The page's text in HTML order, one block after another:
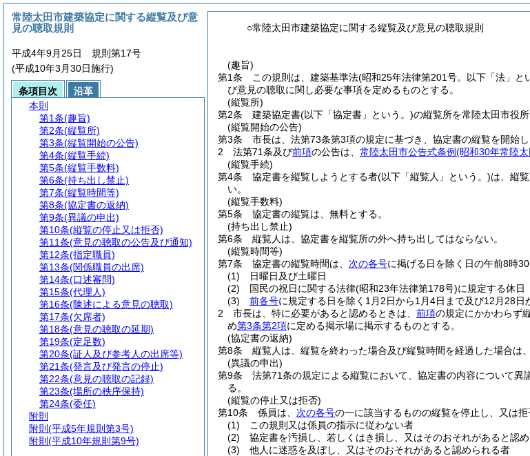
○常陸太田市建築協定に関する縦覧及び意見の聴取規則
(趣旨)
第1条
この規則は、建築基準法(昭和25年法律第201号。以下「法」と
び意見の聴取に関し必要な事項を定めるものとする。
(縦覧所)
第2条
建築協定書(以下「協定書」という。)の縦覧所を常陸太田市役所
(縦覧開始の公告)
第3条
市長は、法第73条第3項の規定に基づき、協定書の縦覧を開始
2
法第71条及び前項の公告は、 常陸太田市公告式条例(昭和30年常陸
(縦覧手続)
第4条
協定書を縦覧しようとする者(以下「縦覧人」という。)は、縦
い。
(縦覧手数料)
第5条
協定書の縦覧は、無料とする。
(持ち出し禁止)
第6条
縦覧人は、協定書を縦覧所の外へ持ち出してはならない。
(縦覧時間等)
第7条
協定書の縦覧時間は、 次の各号に掲げる日を除く日の午前8時
(1)
日曜日及び土曜日
(2)
国民の祝日に関する法律(昭和23年法律第178号)に規定する休日
(3)
前各号に規定する日を除く1月2日から1月4日まで及び12月28日
2
市長は、特に必要があると認めるときは、 前項の規定にかかわらず
め第3条第2項に定める掲示場に掲示するものとする。
(協定書の返納)
第8条
縦覧人は、縦覧を終わった場合及び縦覧時間を経過した場合は
(異議の申出)
第9条
法第71条の規定による縦覧において、協定書の内容について
る。
(縦覧の停止又は拒否)
第10条
係員は、 次の各号の一に該当するものの縦覧を停止し、又は拒
(1)
この規則又は係員の指示に従わない者
(2)
協定書を汚損し、若しくはき損し、又はそのおそれがあると認
(3)
他人に迷惑を及ぼし、又はそのおそれがあると認められる者
常陸太田市建築協定に関する縦覧及び意
見の聴取規則
平成4年9月25日 規則第17号
(平成10年3月30日施行)
条項目次
沿革
本則
第1条(趣旨)
第2条(縦覧所)
第3条(縦覧開始の公告)
第4条(縦覧手続)
第5条(縦覧手数料)
第6条(持ち出し禁止)
第7条(縦覧時間等)
第8条(協定書の返納)
第9条(異議の申出)
第10条(縦覧の停止又は拒否)
第11条(意見の聴取の公告及び通知)
第12条(指定職員)
第13条(関係職員の出席)
第14条(口述審問)
第15条(代理人)
第16条(陳述による意見の聴取)
第17条(欠席者)
第18条(意見の聴取の延期)
第19条(定足数)
第20条(証人及び参考人の出席等)
第21条(発言及び発言の停止)
第22条(意見の聴取の記録)
第23条(場所の秩序保持)
第24条(委任)
附則
附則 (平成5年規則第3号)
附則 (平成10年規則第9号)